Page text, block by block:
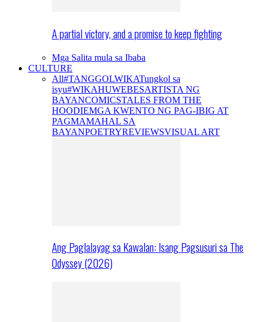
A partial victory, and a promise to keep fighting
Mga Salita mula sa Ibaba
CULTURE
All#TANGGOLWIKATungkol sa
isyu#WIKAHUWEBESARTISTA NG
BAYANCOMICSTALES FROM THE
HOODIEMGA KWENTO NG PAG-IBIG AT
PAGMAMAHAL SA
BAYANPOETRYREVIEWSVISUAL ART
Ang Paglalayag sa Kawalan: Isang Pagsusuri sa The
Odyssey (2026)